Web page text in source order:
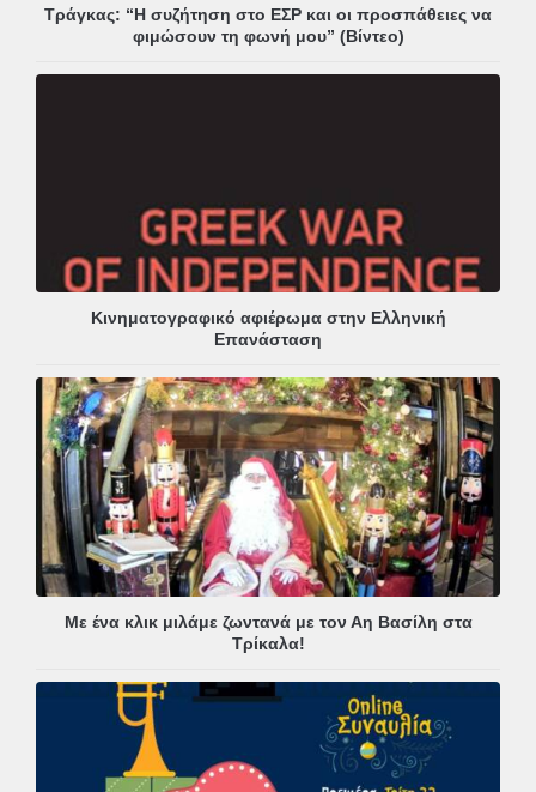
Τράγκας: “Η συζήτηση στο ΕΣΡ και οι προσπάθειες να
φιμώσουν τη φωνή μου” (Βίντεο)
Κινηματογραφικό αφιέρωμα στην Ελληνική
Επανάσταση
Με ένα κλικ μιλάμε ζωντανά με τον Αη Βασίλη στα
Τρίκαλα!